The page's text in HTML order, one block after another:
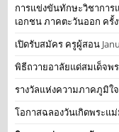
การแข่งขันทักษะวิชาการ
เอกชน ภาคตะวันออก ครั้
เปิดรับสมัคร ครูผู้สอน
พิธีถวายอาลัยแด่สมเด็จพ
รางวัลแห่งความภาคภูมิใ
โอกาสฉลองวันเกิดพระแ